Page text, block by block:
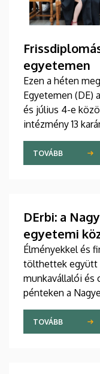
egyetemen
Ezen a héten
Egyetemen (DE)
és július 4-e
intézmény 13
veheti át
TOVÁBB
DErbi: a
egyetemi
Élményekkel és
tölthettek együtt
munkavállalói és
pénteken a
TOVÁBB